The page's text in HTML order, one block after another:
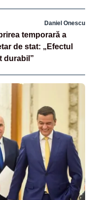
Daniel Onescu
temporară a
de stat: „Efectul
durabil”